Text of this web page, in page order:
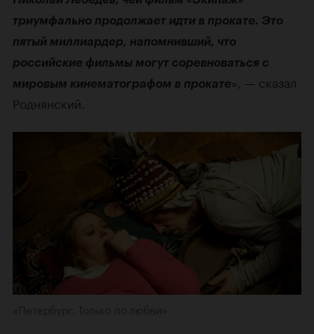
триумфально продолжает идти в прокате. Это
пятый миллиардер, напомнивший, что
российские фильмы могут соревноваться с
мировым кинематографом в прокате», — сказал
Роднянский.